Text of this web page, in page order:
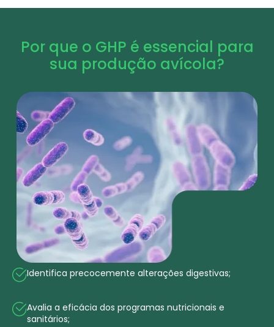
Por que o GHP é essencial para
sua produção avícola?
Identifica precocemente alterações digestivas;
Avalia a eficácia dos programas nutricionais e
sanitários;